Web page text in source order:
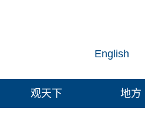
English
观天下 地方